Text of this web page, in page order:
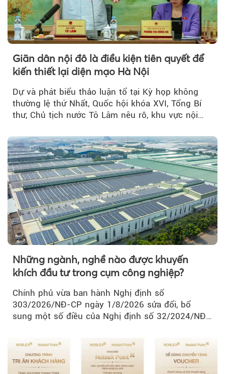
Giãn dân nội đô là điều kiện tiên quyết để
kiến thiết lại diện mạo Hà Nội
Dự và phát biểu thảo luận tổ tại Kỳ họp không
thường lệ thứ Nhất, Quốc hội khóa XVI, Tổng Bí
thư, Chủ tịch nước Tô Lâm nêu rõ, khu vực nội
Những ngành, nghề nào được khuyến
khích đầu tư trong cụm công nghiệp?
Chính phủ vừa ban hành Nghị định số
303/2026/NĐ-CP ngày 1/8/2026 sửa đổi, bổ
sung một số điều của Nghị định số 32/2024/NĐ-